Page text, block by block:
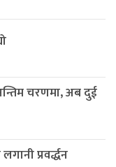
चरणमा, अब दुई
प्रवर्द्धन